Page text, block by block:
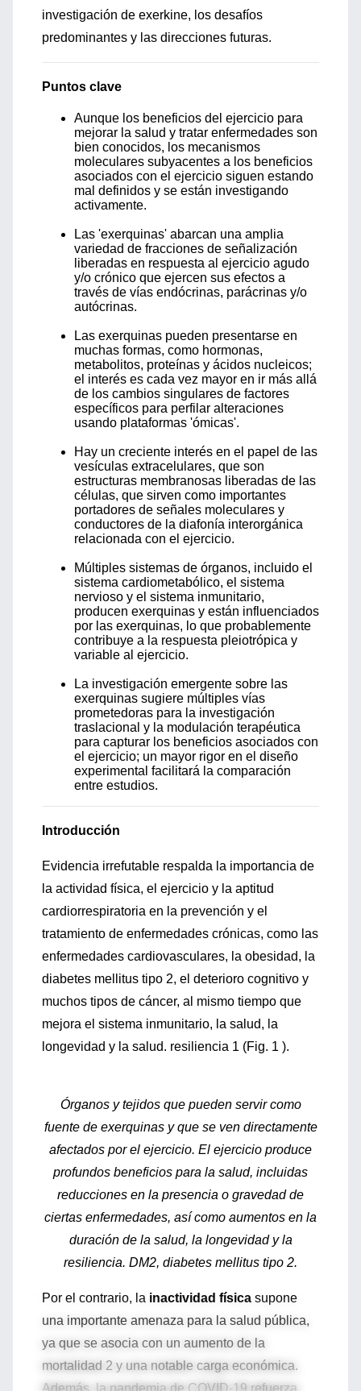
investigación de exerkine, los desafíos
predominantes y las direcciones futuras.
Puntos clave
Aunque los beneficios del ejercicio para
mejorar la salud y tratar enfermedades son
bien conocidos, los mecanismos
moleculares subyacentes a los beneficios
asociados con el ejercicio siguen estando
mal definidos y se están investigando
activamente.
Las 'exerquinas' abarcan una amplia
variedad de fracciones de señalización
liberadas en respuesta al ejercicio agudo
y/o crónico que ejercen sus efectos a
través de vías endócrinas, parácrinas y/o
autócrinas.
Las exerquinas pueden presentarse en
muchas formas, como hormonas,
metabolitos, proteínas y ácidos nucleicos;
el interés es cada vez mayor en ir más allá
de los cambios singulares de factores
específicos para perfilar alteraciones
usando plataformas 'ómicas'.
Hay un creciente interés en el papel de las
vesículas extracelulares, que son
estructuras membranosas liberadas de las
células, que sirven como importantes
portadores de señales moleculares y
conductores de la diafonía interorgánica
relacionada con el ejercicio.
Múltiples sistemas de órganos, incluido el
sistema cardiometabólico, el sistema
nervioso y el sistema inmunitario,
producen exerquinas y están influenciados
por las exerquinas, lo que probablemente
contribuye a la respuesta pleiotrópica y
variable al ejercicio.
La investigación emergente sobre las
exerquinas sugiere múltiples vías
prometedoras para la investigación
traslacional y la modulación terapéutica
para capturar los beneficios asociados con
el ejercicio; un mayor rigor en el diseño
experimental facilitará la comparación
entre estudios.
Introducción
Evidencia irrefutable respalda la importancia de
la actividad física, el ejercicio y la aptitud
cardiorrespiratoria en la prevención y el
tratamiento de enfermedades crónicas, como las
enfermedades cardiovasculares, la obesidad, la
diabetes mellitus tipo 2, el deterioro cognitivo y
muchos tipos de cáncer, al mismo tiempo que
mejora el sistema inmunitario, la salud, la
longevidad y la salud. resiliencia 1 (Fig. 1 ).
Órganos y tejidos que pueden servir como
fuente de exerquinas y que se ven directamente
afectados por el ejercicio. El ejercicio produce
profundos beneficios para la salud, incluidas
reducciones en la presencia o gravedad de
ciertas enfermedades, así como aumentos en la
duración de la salud, la longevidad y la
resiliencia. DM2, diabetes mellitus tipo 2.
Por el contrario, la inactividad física supone
una importante amenaza para la salud pública,
ya que se asocia con un aumento de la
mortalidad 2 y una notable carga económica.
Además, la pandemia de COVID-19 refuerza